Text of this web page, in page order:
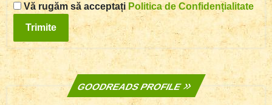
Vă rugăm să acceptațiPolitica de Confidențialitate
GOODREADS PROFILE